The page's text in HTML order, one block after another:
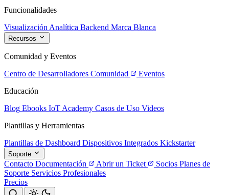
Funcionalidades
Visualización Analítica Backend Marca Blanca
Recursos
Comunidad y Eventos
Centro de Desarrolladores Comunidad
Eventos
Educación
Blog Ebooks IoT Academy Casos de Uso Videos
Plantillas y Herramientas
Plantillas de Dashboard Dispositivos Integrados Kickstarter
Soporte
Contacto Documentación Abrir un Ticket Socios Planes de
Soporte Servicios Profesionales
Precios